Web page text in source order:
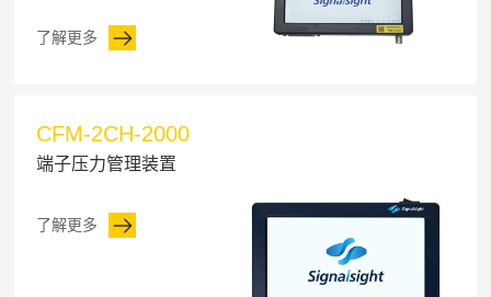
了解更多
CFM-2CH-2000
端子压力管理装置
了解更多